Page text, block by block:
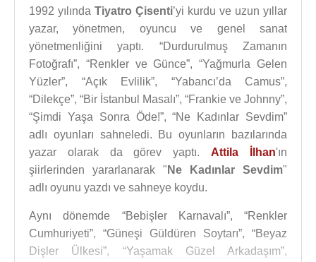
1992 yılında Tiyatro Çisenti’yi kurdu ve uzun yıllar
yazar, yönetmen, oyuncu ve genel sanat
yönetmenliğini yaptı. “Durdurulmuş Zamanın
Fotoğrafı”, “Renkler ve Günce”, “Yağmurla Gelen
Yüzler”, “Açık Evlilik”, “Yabancı’da Camus”,
“Dilekçe”, “Bir İstanbul Masalı”, “Frankie ve Johnny”,
“Şimdi Yaşa Sonra Öde!”, “Ne Kadınlar Sevdim”
adlı oyunları sahneledi. Bu oyunların bazılarında
yazar olarak da görev yaptı.Attila İlhan'ın
şiirlerinden yararlanarak " Ne Kadınlar Sevdim"
adlı oyunu yazdı ve sahneye koydu.
Aynı dönemde “Bebişler Karnavalı”, “Renkler
Cumhuriyeti”, “Güneşi Güldüren Soytarı”, “Beyaz
Dişler Ülkesi”, “Yaşamak Güzel Arkadaşım”,